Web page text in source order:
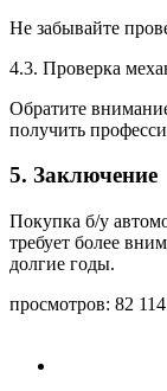
Не забывайте
4.3. Проверка
Обратите
получить
5. Заключение
Покупка б/у
требует более
долгие годы.
просмотров: 82 114